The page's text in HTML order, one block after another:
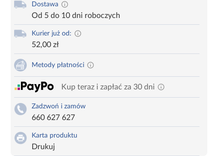
Dostawa
Od 5 do 10 dni roboczych
Kurier już od:
52,00 zł
Metody płatności
Kup teraz i zapłać za 30 dni
Zadzwoń i zamów
660 627 627
Karta produktu
Drukuj